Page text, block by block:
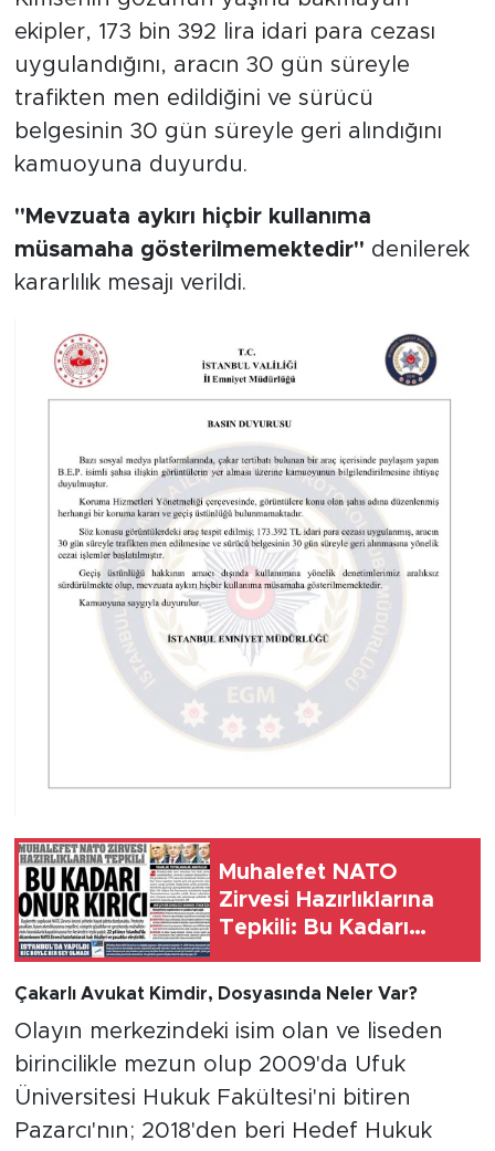
ekipler, 173 bin 392 lira idari para cezası
uygulandığını, aracın 30 gün süreyle
trafikten men edildiğini ve sürücü
belgesinin 30 gün süreyle geri alındığını
kamuoyuna duyurdu.
"Mevzuata aykırı hiçbir kullanıma
müsamaha gösterilmemektedir" denilerek
kararlılık mesajı verildi.
Muhalefet NATO
Zirvesi Hazırlıklarına
Tepkili: Bu Kadarı
Zirvesi Öncesi Şehirde
Hayat Adeta
Durduruldu
Çakarlı Avukat Kimdir, Dosyasında Neler Var?
Olayın merkezindeki isim olan ve liseden
birincilikle mezun olup 2009'da Ufuk
Üniversitesi Hukuk Fakültesi'ni bitiren
Pazarcı'nın; 2018'den beri Hedef Hukuk